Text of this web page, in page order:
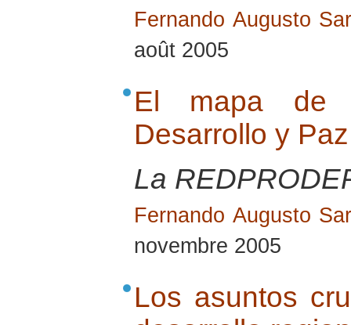
Fernando Augusto
août 2005
El mapa de
Desarrollo y
La
Fernando Augusto
novembre 2005
Los asuntos